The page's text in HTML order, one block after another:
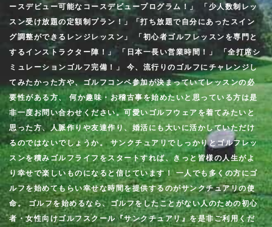
ースデビュー可能なコースデビュープログラム！」 「少人数制レッ
スン受け放題の定額制プラン！」「打ち放題で自分にあったスイン
グ調整ができるレンジレッスン」 「初心者ゴルフレッスンを専門と
するインストラクター陣！」 「日本一長い営業時間！」 「全打席シ
ミュレーションゴルフ完備！」 今、流行りのゴルフにチャレンジし
てみたかった方や、ゴルフコンペ参加が決まっていてレッスンの必
要性がある方、 何か趣味・お稽古事を始めたいと思っている方は是
非一度お問い合わせください。可愛いゴルフウェアを着てみたいと
思った方、人脈作りや友達作り、婚活にも大いに活かしていただけ
るのではないでしょうか。 サンクチュアリでしっかりとゴルフレッ
スンを積みゴルフライフをスタートすれば、きっと皆様の人生がよ
り幸せで楽しいものになると信じています！ 一人でも多くの方にゴ
ルフを始めてもらい幸せな時間を提供するのがサンクチュアリの使
命。 ゴルフを始めるなら、ゴルフをしたことがない人のための初心
者・女性向けゴルフスクール『サンクチュアリ』を是非ご利用くだ